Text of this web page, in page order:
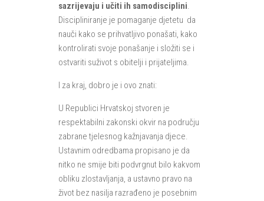
sazrijevaju i učiti ih samodisciplini.
Discipliniranje je pomaganje djetetu da
nauči kako se prihvatljivo ponašati, kako
kontrolirati svoje ponašanje i složiti se i
ostvariti suživot s obitelji i prijateljima.
I za kraj, dobro je i ovo znati:
U Republici Hrvatskoj stvoren je
respektabilni zakonski okvir na području
zabrane tjelesnog kažnjavanja djece.
Ustavnim odredbama propisano je da
nitko ne smije biti podvrgnut bilo kakvom
obliku zlostavljanja, a ustavno pravo na
život bez nasilja razrađeno je posebnim